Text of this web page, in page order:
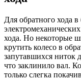
Для обратного хода
хода. Но некоторые
крутить колесо в
запутавшихся ниток
что заклинило вал.
только слегка